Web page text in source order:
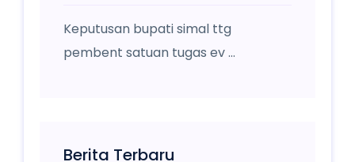
Keputusan bupati simal ttg
pembent satuan tugas ev ...
Berita Terbaru